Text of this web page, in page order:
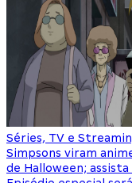
Séries, TV e
Simpsons viram
de Halloween;